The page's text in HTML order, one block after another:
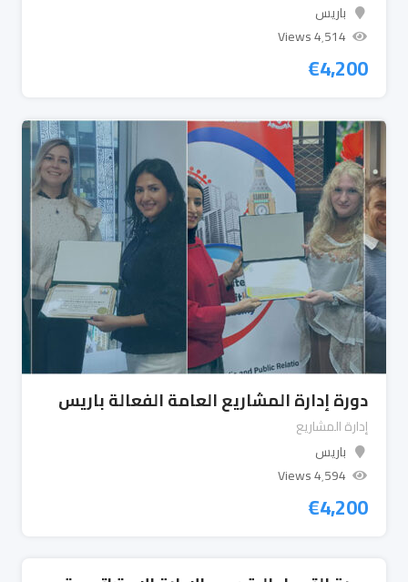
باريس
4٬514 Views
€4,200
دورة إدارة المشاريع العامة الفعالة باريس
إدارة المشاريع
باريس
4٬594 Views
€4,200